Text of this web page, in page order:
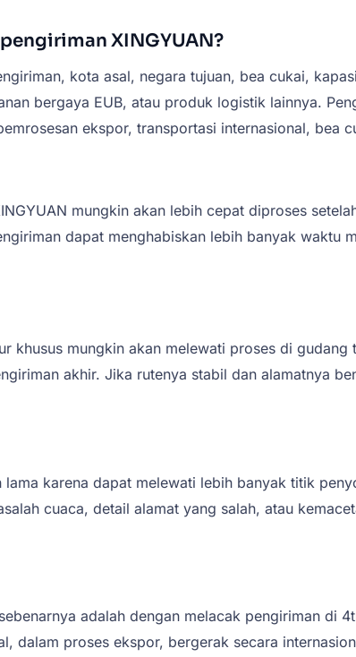
XINGYUAN?
kota asal, negara tujuan, bea cukai,
bergaya EUB, atau produk logistik lainnya.
ekspor, transportasi internasional, bea
mungkin akan lebih cepat diproses
dapat menghabiskan lebih banyak waktu
khusus mungkin akan melewati proses di
akhir. Jika rutenya stabil dan alamatnya
karena dapat melewati lebih banyak titik
cuaca, detail alamat yang salah, atau
adalah dengan melacak pengiriman di
dalam proses ekspor, bergerak secara